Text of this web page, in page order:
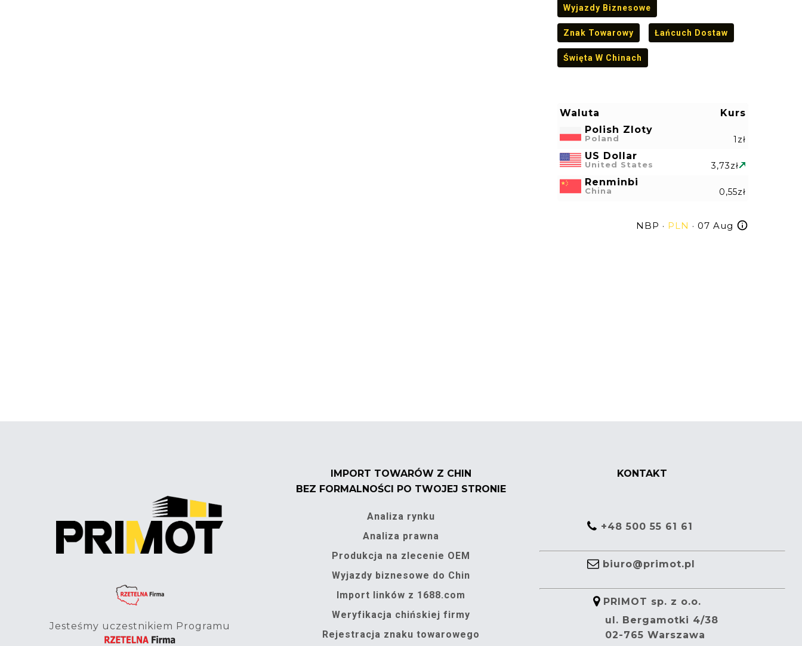
Wyjazdy Biznesowe
Znak Towarowy Łańcuch Dostaw
Święta W Chinach
Waluta
Kurs
Polish Zloty
Poland 1zł
US Dollar
United States 3,73zł
Renminbi
China 0,55zł
NBP · PLN · 07 Aug
Jesteśmy uczestnikiem Programu
IMPORT TOWARÓW Z CHIN
BEZ FORMALNOŚCI PO TWOJEJ STRONIE
Analiza rynku
Analiza prawna
Produkcja na zlecenie OEM
Wyjazdy biznesowe do Chin
Import linków z 1688.com
Weryfikacja chińskiej firmy
Rejestracja znaku towarowego
KONTAKT
+48 500 55 61 61
biuro@primot.pl
PRIMOT sp. z o.o.
ul. Bergamotki 4/38
02-765 Warszawa